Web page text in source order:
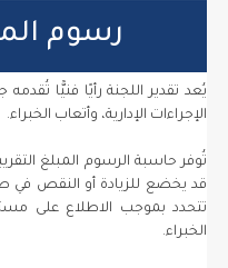
رسوم
يُعد تقدير اللجنة رأيًا فنيًّا
الإجراءات الإدارية، وأتعاب الخبراء.
تُوفر حاسبة الرسوم المبلغ
قد يخضع للزيادة أو النقص في
تتحدد بموجب الاطلاع على
الخبراء.